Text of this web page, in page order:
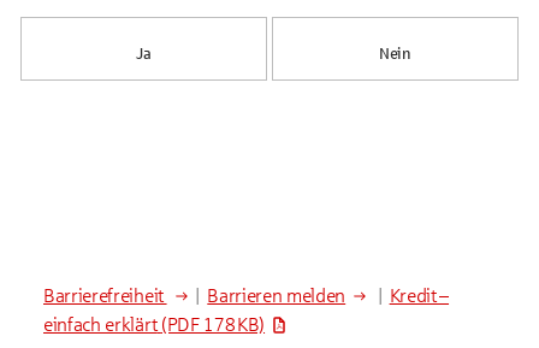
Ja Nein
Barrierefreiheit Barrieren melden
Kredit –
einfach erklärt (PDF 178 KB)